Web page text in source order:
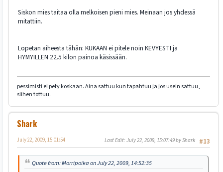
Siskon mies taitaa olla melkoisen pieni mies. Meinaan jos yhdessä
mitattiin.
Lopetan aiheesta tähän: KUKAAN ei pitele noin KEVYESTI ja
HYMYILLEN 22.5 kilon painoa käsissään.
pessimisti ei pety koskaan. Aina sattuu kun tapahtuu ja jos usein sattuu,
siihen tottuu.
Shark
#13
July 22, 2009, 15:01:54 Last Edit: July 22, 2009, 15:07:49 by Shark
Quote from: Morripoika on July 22, 2009, 14:52:35